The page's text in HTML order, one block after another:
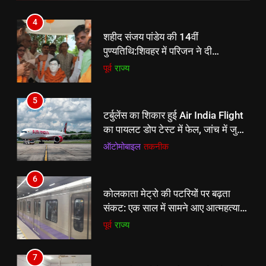
4
शहीद संजय पांडेय की 14वीं
पुण्यतिथि:शिवहर में परिजन ने दी
श्रद्धांजलि, अधूरे सपने पूरे करने का लिया
पूर्व राज्य
5
टर्बुलेंस का शिकार हुई Air India Flight
का पायलट डोप टेस्ट में फेल, जांच में जुटा
DGCA
ऑटोमोबाइल तकनीक
6
कोलकाता मेट्रो की पटरियों पर बढ़ता
संकट: एक साल में सामने आए आत्महत्या
के 14 मामले
पूर्व राज्य
7
5
टर्बुलेंस का शिकार हुई Air India Flight
का पायलट डोप टेस्ट में फेल, जांच में जुटा
DGCA
ऑटोमोबाइल